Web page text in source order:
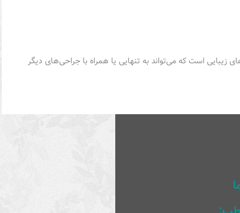
است که می‌تواند به تنهایی یا همراه با جراحی‌های دیگر